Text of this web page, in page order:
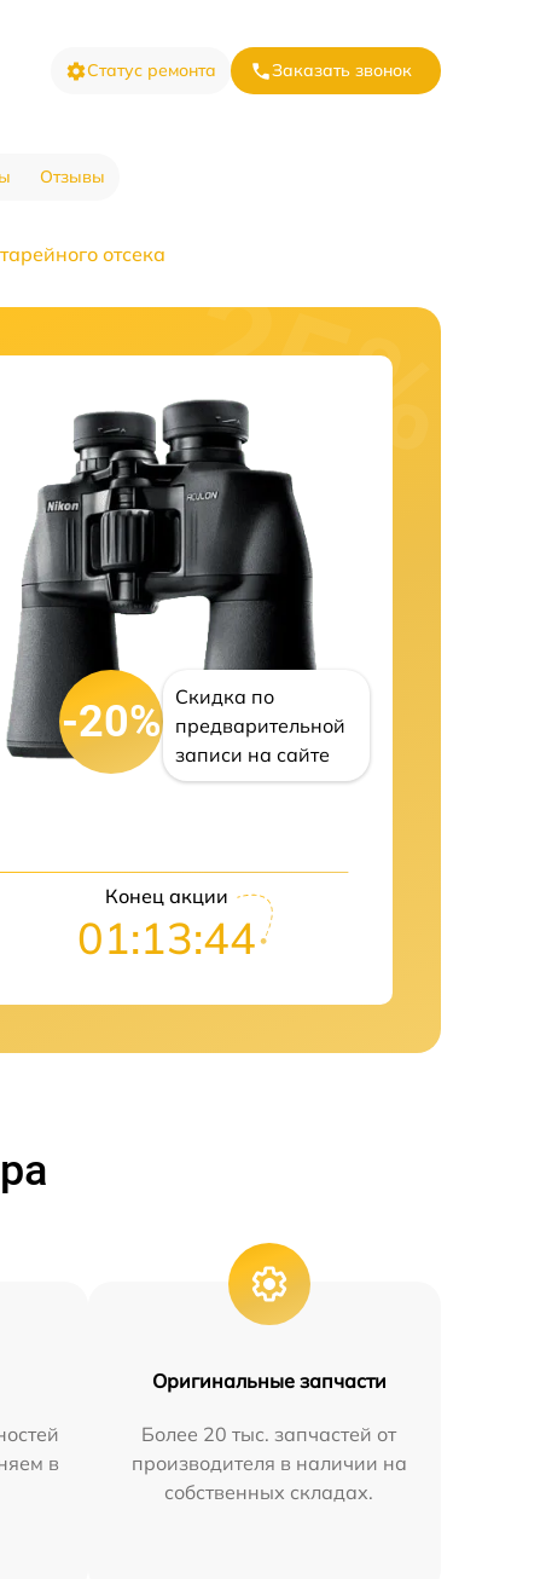
Статус ремонта Заказать звонок
Отзывы
отсека
-20%
Скидка по
предварительной
записи на сайте
Конец акции
01:13:43
в
Оригинальные запчасти
Более 20 тыс. запчастей от
производителя в наличии на
собственных складах.